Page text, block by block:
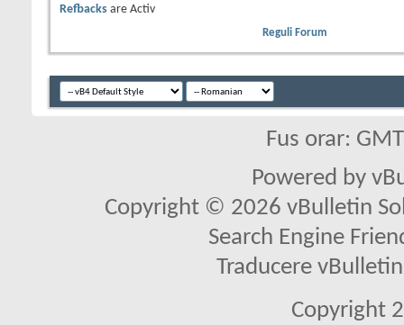
Refbacks are Activ
Reguli Forum
Fus orar:
Powered by
Copyright © 2026 vBulletin
Search Engine
Traducere
Copyright